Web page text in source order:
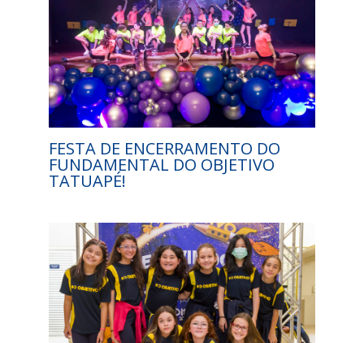
FESTA DE ENCERRAMENTO DO
FUNDAMENTAL DO OBJETIVO
TATUAPÉ!